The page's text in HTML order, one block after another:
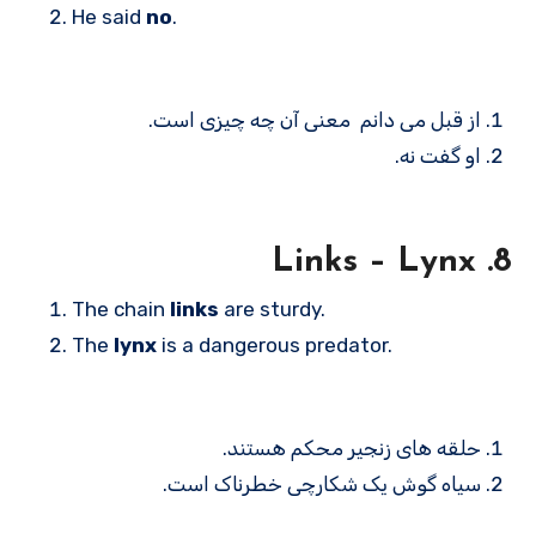
He said no.
از قبل می دانم معنی آن چه چیزی است.
او گفت نه.
8. Links – Lynx
The chain links are sturdy.
The lynx is a dangerous predator.
حلقه های زنجیر محکم هستند.
سیاه گوش یک شکارچی خطرناک است.